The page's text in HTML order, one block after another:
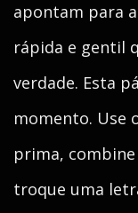
apontam para
rápida e gentil
verdade. Esta
momento. Use
prima,
troque uma